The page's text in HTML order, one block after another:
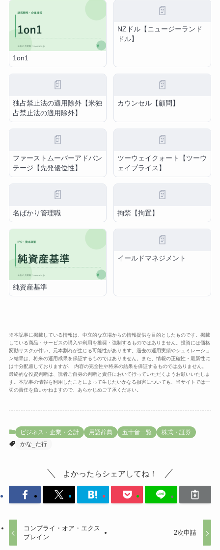
1on1
📄
NZドル【ニュージーランド
ドル】
📄
独占禁止法の適用除外【米独
占禁止法の適用除外】
📄
カウンセル【顧問】
📄
ファーストムーバーアドバン
テージ【先発優位性】
📄
ツーウェイクォート【ツーウ
ェイプライス】
📄
名ばかり管理職
📄
拘禁【拘置】
純資産基準
📄
イールドマネジメント
※本記事に掲載している情報は、中立的な立場からの情報提供を目的としたものです。掲載
している商品・サービスの購入や利用を推奨・強制するものではありません。投資には価格
変動リスクが伴い、元本割れが生じる可能性があります。過去の運用実績やシュミレーショ
ン結果は、将来の運用成果を保証するものではありません。また、情報の正確性・最新性に
は十分配慮しておりますが、 内容の完全性や将来の結果を保証するものではありません。
最終的な投資判断は、読者ご自身の判断と責任において行っていただくようお願いいたしま
す。本記事の情報を利用したことによって生じたいかなる損害についても、当サイトでは一
切の責任を負いかねますので、あらかじめご了承ください。
ビジネス・企業・会計 用語辞典 五十音一覧
株式・証券
かな_た行
よかったらシェアしてね！
コンプライ・オア・エクス
プレイン
2次申請